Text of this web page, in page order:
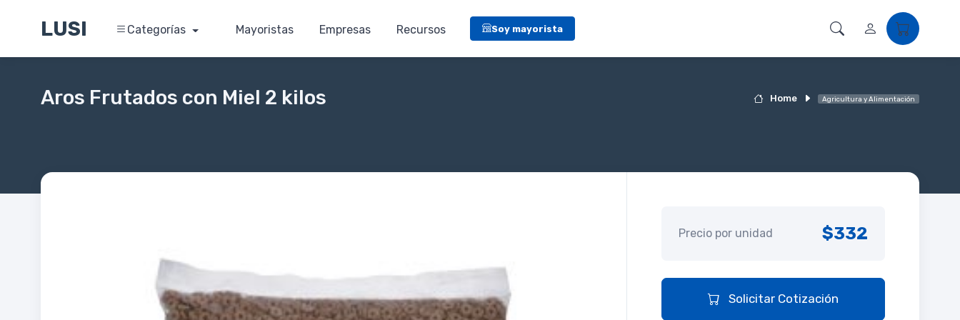
LUSI Categorías Mayoristas Empresas Recursos Soy mayorista
Home Agricultura y Alimentación
Aros Frutados con Miel 2 kilos
Precio por unidad $332
Solicitar Cotización